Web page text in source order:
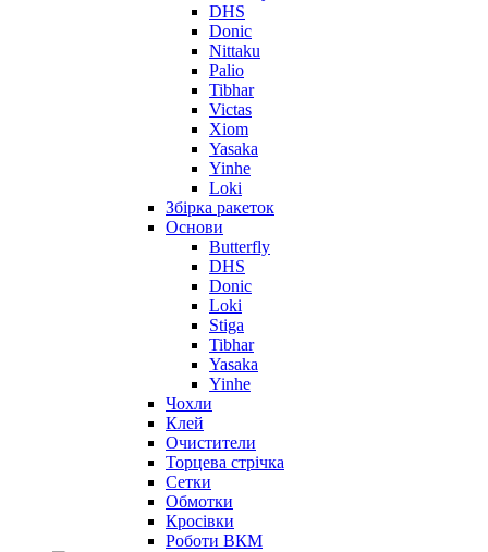
DHS
Donic
Nittaku
Palio
Tibhar
Victas
Xiom
Yasaka
Yinhe
Loki
Збірка ракеток
Основи
Butterfly
DHS
Donic
Loki
Stiga
Tibhar
Yasaka
Yinhe
Чохли
Клей
Очистители
Торцева стрічка
Сетки
Обмотки
Кросівки
Роботи ВКМ